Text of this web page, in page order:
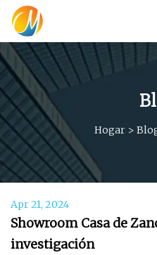
Hogar>
Apr 21, 2024
Showroom Casa de
investigación